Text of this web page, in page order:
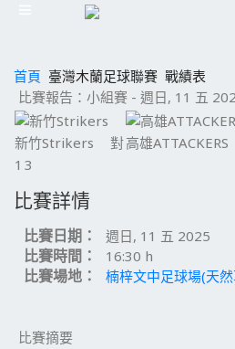
首頁 臺灣木蘭足球聯賽 戰績表
比賽報告：小組賽 - 週日, 11 五
新竹Strikers 對高雄ATTACKERS
1 3
比賽詳情
比賽日期： 週日, 11 五 2025
比賽時間： 16:30 h
比賽場地： 楠梓文中足球場(天
比賽摘要